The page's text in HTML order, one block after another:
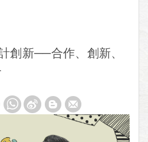
創新──合作、創新、